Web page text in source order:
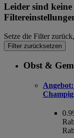
Leider sind
Setze die Filter
Filter zurücksetzen
Obst &
Angebot: